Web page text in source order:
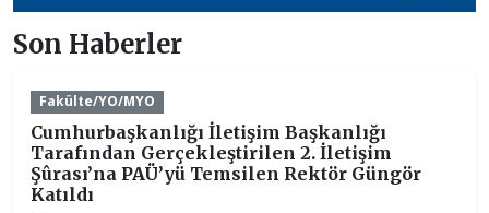
Son Haberler
Fakülte/YO/MYO
Cumhurbaşkanlığı İletişim Başkanlığı
Tarafından Gerçekleştirilen 2. İletişim
Şûrası’na PAÜ’yü Temsilen Rektör Güngör
Katıldı